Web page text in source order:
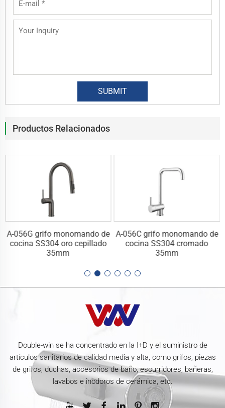
Productos Relacionados
A-056G grifo monomando de
cocina SS304 oro cepillado
35mm
A-056C grifo monomando de
cocina SS304 cromado
35mm
Double-win se ha concentrado en la I+D y el suministro de
artículos sanitarios de calidad media y alta, como grifos, piezas
de grifos, duchas, accesorios de baño, escurridores, bañeras,
lavabos e inodoros de cerámica, etc.